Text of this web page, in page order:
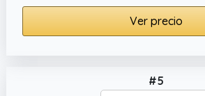
Ver precio
#5